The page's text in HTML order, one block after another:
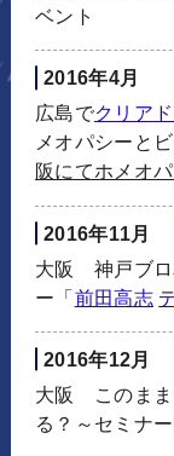
ベント
2016年4月
広島でクリア
メオパシーと
阪にてホメオ
2016年11月
大阪 神戸ブロ
ー「前田高志
2016年12月
大阪 このまま
る？～セミナ